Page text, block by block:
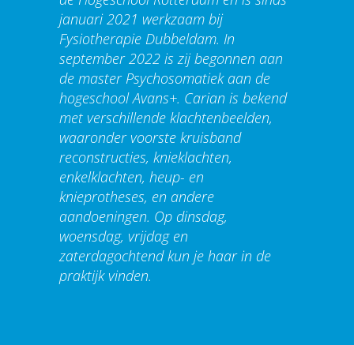
januari 2021 werkzaam bij
Fysiotherapie Dubbeldam. In
september 2022 is zij begonnen aan
de master Psychosomatiek aan de
hogeschool Avans+. Carian is bekend
met verschillende klachtenbeelden,
waaronder voorste kruisband
reconstructies, knieklachten,
enkelklachten, heup- en
knieprotheses, en andere
aandoeningen. Op dinsdag,
woensdag, vrijdag en
zaterdagochtend kun je haar in de
praktijk vinden.